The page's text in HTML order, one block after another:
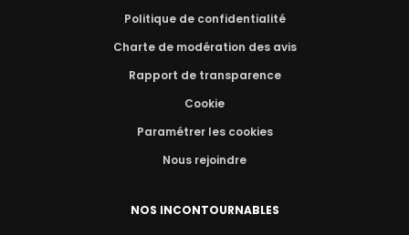
Politique de confidentialité
Charte de modération des avis
Rapport de transparence
Cookie
Paramétrer les cookies
Nous rejoindre
NOS INCONTOURNABLES